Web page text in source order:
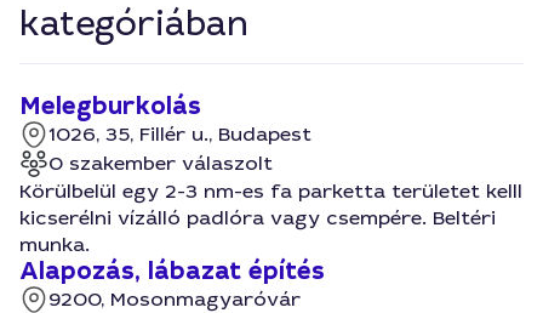
kategóriában
Melegburkolás
1026, 35, Fillér u., Budapest
0 szakember válaszolt
Körülbelül egy 2-3 nm-es fa parketta területet kelll
kicserélni vízálló padlóra vagy csempére. Beltéri
munka.
Alapozás, lábazat építés
9200, Mosonmagyaróvár